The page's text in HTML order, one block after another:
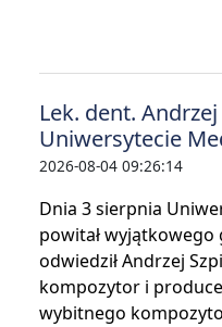
Lek. dent.
Uniwersytecie
2026-08-04 09:26:14
Dnia 3 sierpnia
powitał wyjątkowego
odwiedził Andrzej
kompozytor i
wybitnego